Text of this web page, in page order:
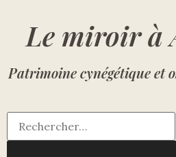
Le miroir à
Patrimoine cynégétique et